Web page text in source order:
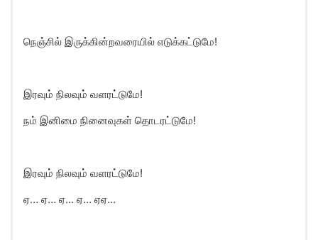
நெஞ்சில் இருக்கின்றவரையில் எடுக்கட்டுமே!
இரவும் நிலவும் வளரட்டுமே!
நம் இனிமை நினைவுகள் தொடரட்டுமே!
இரவும் நிலவும் வளரட்டுமே!
ஏ… ஏ… ஏ… ஏ… ஏஏ…